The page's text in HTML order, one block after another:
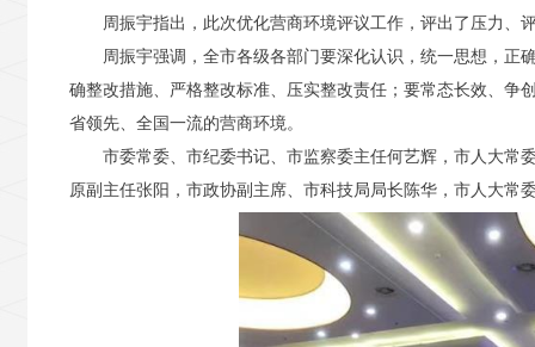
周振宇指出，此次优化营商环境评议工作，评出了压力、
周振宇强调，全市各级各部门要深化认识，统一思想，
确整改措施、严格整改标准、压实整改责任；要常态长效、争
省领先、全国一流的营商环境。
市委常委、市纪委书记、市监察委主任何艺辉，市人大常
原副主任张阳，市政协副主席、市科技局局长陈华，市人大常